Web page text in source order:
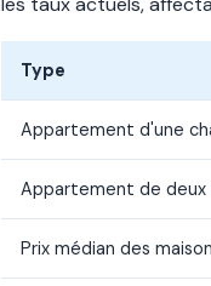
Type
Appartement d'une
Appartement de deux
Prix médian des